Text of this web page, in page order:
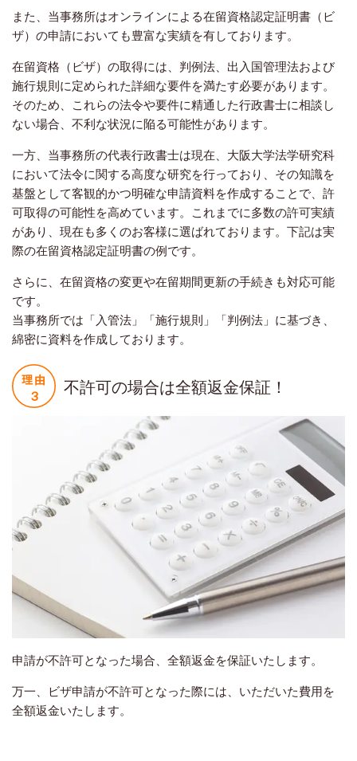
また、当事務所はオンラインによる在留資格認定証明書（ビ
ザ）の申請においても豊富な実績を有しております。
在留資格（ビザ）の取得には、判例法、出入国管理法および
施行規則に定められた詳細な要件を満たす必要があります。
そのため、これらの法令や要件に精通した行政書士に相談し
ない場合、不利な状況に陥る可能性があります。
一方、当事務所の代表行政書士は現在、大阪大学法学研究科
において法令に関する高度な研究を行っており、その知識を
基盤として客観的かつ明確な申請資料を作成することで、許
可取得の可能性を高めています。これまでに多数の許可実績
があり、現在も多くのお客様に選ばれております。下記は実
際の在留資格認定証明書の例です。
さらに、在留資格の変更や在留期間更新の手続きも対応可能
です。
当事務所では「入管法」「施行規則」「判例法」に基づき、
綿密に資料を作成しております。
不許可の場合は全額返金保証！
申請が不許可となった場合、全額返金を保証いたします。
万一、ビザ申請が不許可となった際には、いただいた費用を
全額返金いたします。